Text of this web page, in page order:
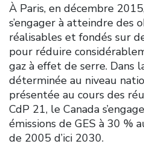
À Paris, en décembre
s’engager à atteindre des
réalisables et fondés sur
pour réduire
gaz à effet de serre. Dans
déterminée au niveau
présentée au cours des
CdP 21, le Canada
émissions de GES à 30 %
de 2005 d’ici 2030.